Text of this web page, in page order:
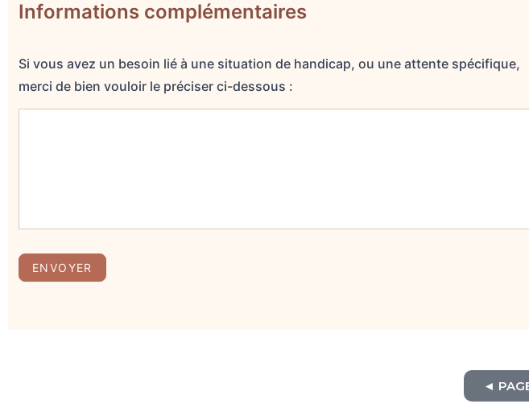
Informations complémentaires
Si vous avez un besoin lié à une situation de handicap, ou une attente spécifique,
merci de bien vouloir le préciser ci-dessous :
ENVOYER
◄